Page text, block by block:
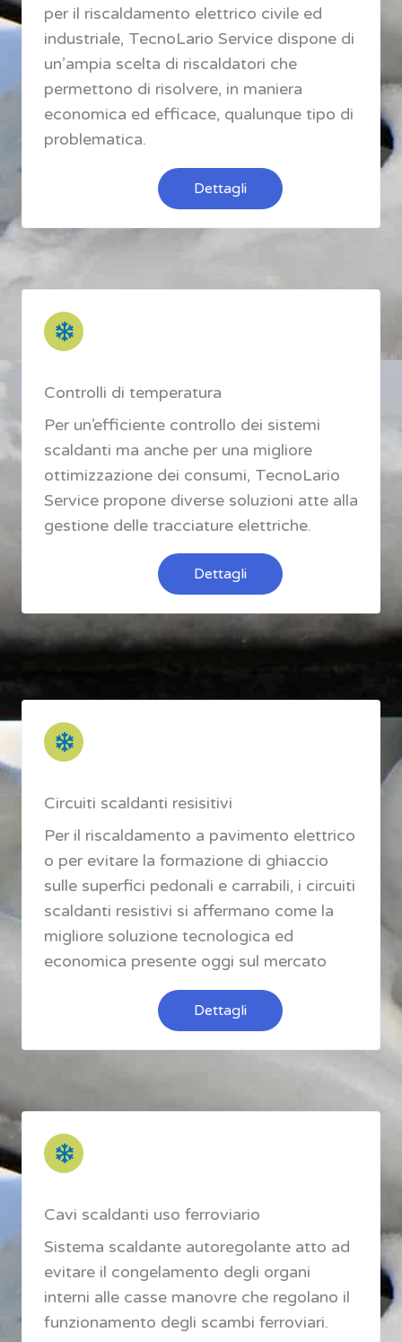
per il riscaldamento elettrico civile ed
industriale, TecnoLario Service dispone di
un’ampia scelta di riscaldatori che
permettono di risolvere, in maniera
economica ed efficace, qualunque tipo di
problematica.
Dettagli
Controlli di temperatura
Per un’efficiente controllo dei sistemi
scaldanti ma anche per una migliore
ottimizzazione dei consumi, TecnoLario
Service propone diverse soluzioni atte alla
gestione delle tracciature elettriche.
Dettagli
Circuiti scaldanti resisitivi
Per il riscaldamento a pavimento elettrico
o per evitare la formazione di ghiaccio
sulle superfici pedonali e carrabili, i circuiti
scaldanti resistivi si affermano come la
migliore soluzione tecnologica ed
economica presente oggi sul mercato
Dettagli
Cavi scaldanti uso ferroviario
Sistema scaldante autoregolante atto ad
evitare il congelamento degli organi
interni alle casse manovre che regolano il
funzionamento degli scambi ferroviari.